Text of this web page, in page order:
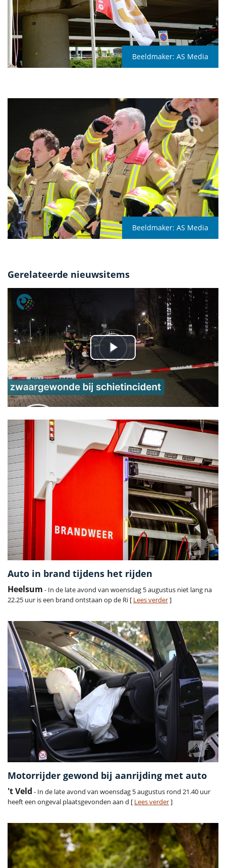
Beeldmaker: AS Media
Beeldmaker: AS Media
Gerelateerde nieuwsitems
Auto in brand tijdens het rijden
Heelsum - In de late avond van woensdag 5 augustus niet lang na
22.25 uur is een brand ontstaan op de Ri [ Lees verder]
Motorrijder gewond bij aanrijding met auto
't Veld - In de late avond van woensdag 5 augustus rond 21.40 uur
heeft een ongeval plaatsgevonden aan d [ Lees verder]